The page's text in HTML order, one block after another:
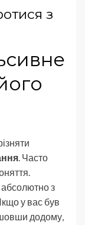
з
. Часто
абсолютно з
у вас був
додому,